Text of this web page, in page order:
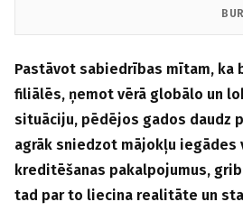
Pastāvot sabiedrības mītam, ka
filiālēs, ņemot vērā globālo un
situāciju, pēdējos gados daudz
agrāk sniedzot mājokļu iegādes
kreditēšanas pakalpojumus,
tad par to liecina realitāte un